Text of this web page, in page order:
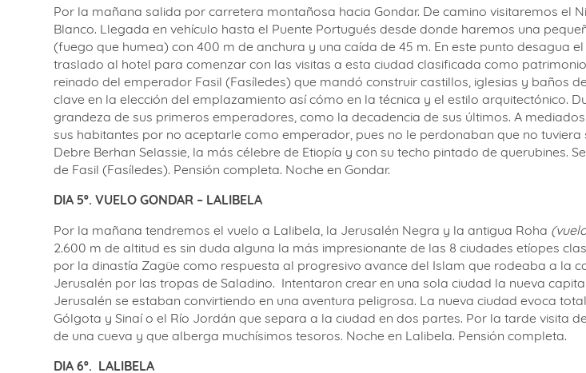
Por la mañana salida por carretera montañosa hacia Gondar. De camino visitaremos el
Blanco. Llegada en vehículo hasta el Puente Portugués desde donde haremos una
(fuego que humea) con 400 m de anchura y una caída de 45 m. En este punto desagua
traslado al hotel para comenzar con las visitas a esta ciudad clasificada como
reinado del emperador Fasil (Fasíledes) que mandó construir castillos, iglesias y baños
clave en la elección del emplazamiento así cómo en la técnica y el estilo arquitectónico.
grandeza de sus primeros emperadores, como la decadencia de sus últimos. A
sus habitantes por no aceptarle como emperador, pues no le perdonaban que no
Debre Berhan Selassie, la más célebre de Etiopía y con su techo pintado de querubines.
de Fasil (Fasíledes). Pensión completa. Noche en Gondar.
DIA 5º. VUELO GONDAR – LALIBELA
Por la mañana tendremos el vuelo a Lalibela, la Jerusalén Negra y la antigua Roha
2.600 m de altitud es sin duda alguna la más impresionante de las 8 ciudades etíopes
por la dinastía Zagüe como respuesta al progresivo avance del Islam que rodeaba a la
Jerusalén por las tropas de Saladino.
Intentaron crear en una sola ciudad la nueva
Jerusalén se estaban convirtiendo en una aventura peligrosa. La nueva ciudad evoca
Gólgota y Sinaí o el Río Jordán que separa a la ciudad en dos partes. Por la tarde visita
de una cueva y que alberga muchísimos tesoros. Noche en Lalibela. Pensión completa.
DIA 6º. LALIBELA